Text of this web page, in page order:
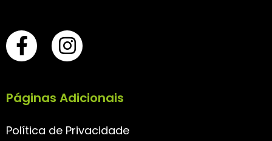
Páginas Adicionais
Política de Privacidade